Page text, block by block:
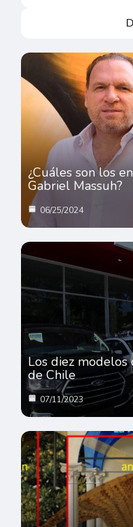
¿Cuáles son los
Gabriel Massuh?
06/25/2024
Los diez modelos
de Chile
07/11/2023